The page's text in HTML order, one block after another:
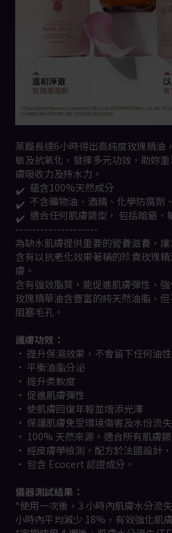
蒸餾長達6小時得出高純度玫瑰精油
敏及抗氧化，發揮多元功效，助妳
膚吸收力及持水力。
✔️ 蘊含100%天然成分
✔️ 不含礦物油、酒精、化學防腐劑
✔️ 適合任何肌膚類型， 包括暗瘡、
--------------------
為缺水肌膚提供重要的營養滋養，
含有以抗老化效果著稱的珍貴玫瑰
膚。
含有強效脂質，能促進肌膚彈性，
玫瑰精華油含豐富的純天然油脂，
阻塞毛孔。
護膚功效：
• 提升保濕效果，不會留下任何油
• 平衡油脂分泌
• 提升柔軟度
• 促進肌膚彈性
• 使肌膚回復年輕並增添光澤
• 保護肌膚免受環境傷害及水份流失
• 100% 天然來源。適合所有肌膚
• 經皮膚學檢測。配方於法國設計
• 包含 Ecocert 認證成分。
儀器測試結果：
*使用一次後，3 小時內肌膚水分流
小時內平均減少 18%，有效強化肌